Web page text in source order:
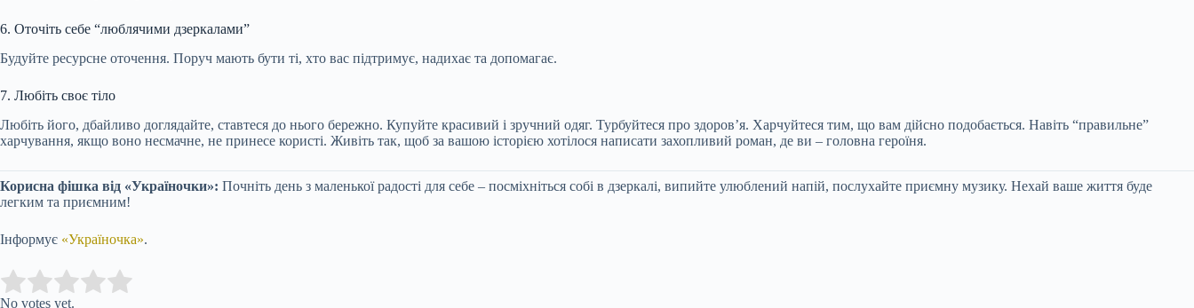
6. Оточіть себе “люблячими дзеркалами”
Будуйте ресурсне оточення. Поруч мають бути ті, хто вас підтримує, надихає та допомагає.
7. Любіть своє тіло
Любіть його, дбайливо доглядайте, ставтеся до нього бережно. Купуйте красивий і зручний одяг. Турбуйтеся про здоров’я. Харчуйтеся тим, що вам дійсно подобається. Навіть “правильне”
харчування, якщо воно несмачне, не принесе користі. Живіть так, щоб за вашою історією хотілося написати захопливий роман, де ви – головна героїня.
Корисна фішка від «Україночки»: Почніть день з маленької радості для себе – посміхніться собі в дзеркалі, випийте улюблений напій, послухайте приємну музику. Нехай ваше життя буде
легким та приємним!
Інформує «Україночка».
Rate this item:
No votes yet.